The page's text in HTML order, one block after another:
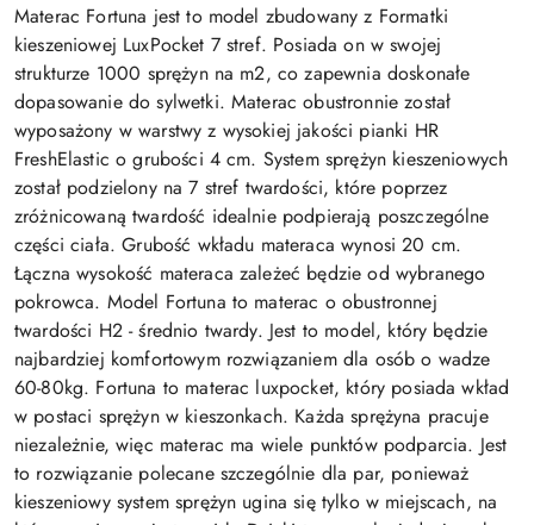
Materac Fortuna jest to model zbudowany z Formatki
kieszeniowej LuxPocket 7 stref. Posiada on w swojej
strukturze 1000 sprężyn na m2, co zapewnia doskonałe
dopasowanie do sylwetki. Materac obustronnie został
wyposażony w warstwy z wysokiej jakości pianki HR
FreshElastic o grubości 4 cm. System sprężyn kieszeniowych
został podzielony na 7 stref twardości, które poprzez
zróżnicowaną twardość idealnie podpierają poszczególne
części ciała. Grubość wkładu materaca wynosi 20 cm.
Łączna wysokość materaca zależeć będzie od wybranego
pokrowca. Model Fortuna to materac o obustronnej
twardości H2 - średnio twardy. Jest to model, który będzie
najbardziej komfortowym rozwiązaniem dla osób o wadze
60-80kg. Fortuna to materac luxpocket, który posiada wkład
w postaci sprężyn w kieszonkach. Każda sprężyna pracuje
niezależnie, więc materac ma wiele punktów podparcia. Jest
to rozwiązanie polecane szczególnie dla par, ponieważ
kieszeniowy system sprężyn ugina się tylko w miejscach, na